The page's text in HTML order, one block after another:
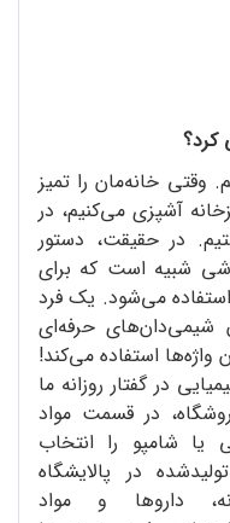
کرد؟
خانه‌مان را تمیز
آشپزی می‌کنیم، در
در حقیقت، دستور
شبیه است که برای
می‌شود. یک فرد
شیمی‌دان‌های حرفه‌ای
استفاده می‌کند!
در گفتار روزانه ما
در قسمت مواد
یا شامپو را انتخاب
در پالایشگاه
داروها و مواد